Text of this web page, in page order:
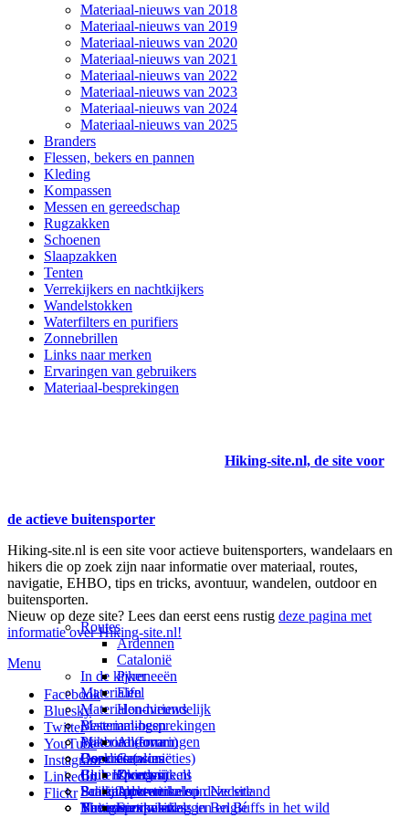
Materiaal-nieuws van 2018
Materiaal-nieuws van 2019
Materiaal-nieuws van 2020
Materiaal-nieuws van 2021
Materiaal-nieuws van 2022
Materiaal-nieuws van 2023
Materiaal-nieuws van 2024
Materiaal-nieuws van 2025
Branders
Flessen, bekers en pannen
Kleding
Kompassen
Messen en gereedschap
Rugzakken
Schoenen
Slaapzakken
Tenten
Verrekijkers en nachtkijkers
Wandelstokken
Waterfilters en purifiers
Zonnebrillen
Links naar merken
Ervaringen van gebruikers
Materiaal-besprekingen
Hiking-site.nl, de site voor
de actieve buitensporter
Hiking-site.nl is een site voor actieve buitensporters, wandelaars en
hikers die op zoek zijn naar informatie over materiaal, routes,
navigatie, EHBO, tips en tricks, avontuur, wandelen, outdoor en
buitensporten.
Nieuw op deze site? Lees dan eerst eens rustig deze pagina met
informatie over Hiking-site.nl!
Menu
Facebook
Bluesky
Twitter
YouTube
Instagram
LinkedIn
Flickr
Prikbord (forum)
Goodies (winacties)
Club Hiking-site.nl
Schrijfblok-artikelen
Virtuele exposities
In de kijker
Materialen
Materialen-nieuws
Materiaal-besprekingen
Materiaal-ervaringen
Boekrecensies
Buitensportwinkels
Buitensportwinkels in Nederland
Buitensportwinkels in Belgié
Navigatie
Routes
Ardennen
Catalonië
Pyreneeën
Eifel
Hondvriendelijk
Bestemmingen
Andorra
Catalonië
Zweden
Paalkamperen
Thema-artikelen
Deze site
Over mij
Adverteren op deze site
Summit-vlaggen en Buffs in het wild